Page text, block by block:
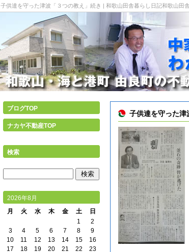
子供達を守った津波「３つの教え」続き | 和歌山田舎暮らし日記和歌山田
子供達を守った津
ブログTOP
ナカヤ不動産TOP
検索
2026年8月
月
火 水 木 金 土
日
1
2
3
4 5 6 7 8
9
10
11 12 13 14 15
16
17
18 19 20 21 22
23